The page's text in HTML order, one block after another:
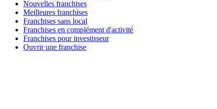
Nouvelles franchises
Meilleures franchises
Franchises sans local
Franchises en complément d'activité
Franchises pour investisseur
Ouvrir une franchise